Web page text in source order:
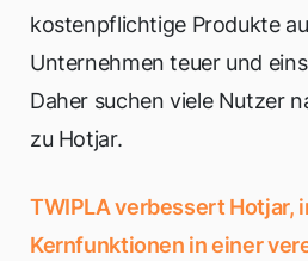
kostenpflichtige Produkte
Unternehmen teuer und
Daher suchen viele Nutzer
zu Hotjar.
TWIPLA verbessert Hotjar,
Kernfunktionen in einer